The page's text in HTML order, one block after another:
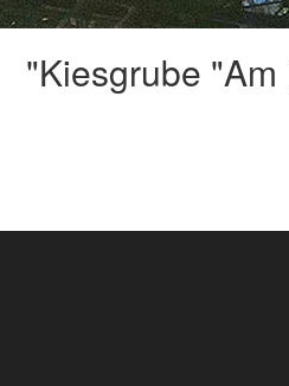
Kiesgrube "Am